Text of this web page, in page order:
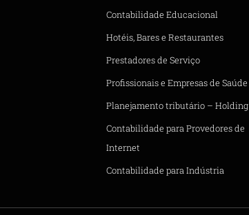
Contabilidade Educacional
Hotéis, Bares e Restaurantes
Prestadores de Serviço
Profissionais e Empresas de Saúde
Planejamento tributário – Holding
Contabilidade para Provedores de
Internet
Contabilidade para Indústria